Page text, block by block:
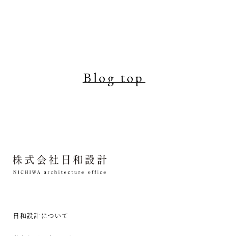
Blog top
日和設計について